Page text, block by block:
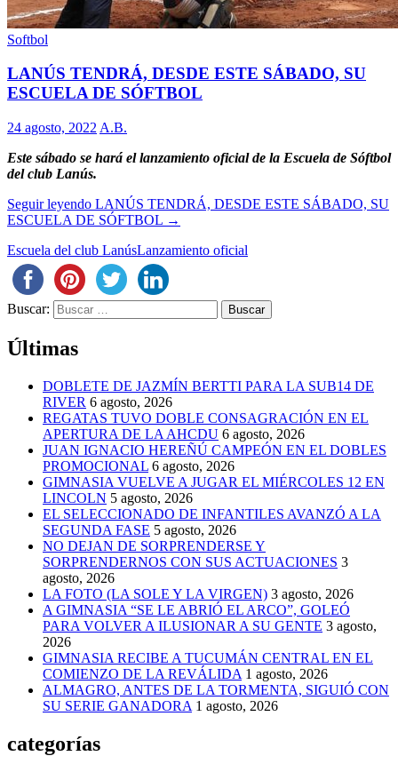
Softbol
LANÚS TENDRÁ, DESDE ESTE SÁBADO, SU
ESCUELA DE SÓFTBOL
24 agosto, 2022 A.B.
Este sábado se hará el lanzamiento oficial de la Escuela de Sóftbol
del club Lanús.
Seguir leyendo LANÚS TENDRÁ, DESDE ESTE SÁBADO, SU
ESCUELA DE SÓFTBOL →
Escuela del club LanúsLanzamiento oficial
Buscar:
Últimas
DOBLETE DE JAZMÍN BERTTI PARA LA SUB14 DE
RIVER 6 agosto, 2026
REGATAS TUVO DOBLE CONSAGRACIÓN EN EL
APERTURA DE LA AHCDU 6 agosto, 2026
JUAN IGNACIO HEREÑÚ CAMPEÓN EN EL DOBLES
PROMOCIONAL 6 agosto, 2026
GIMNASIA VUELVE A JUGAR EL MIÉRCOLES 12 EN
LINCOLN 5 agosto, 2026
EL SELECCIONADO DE INFANTILES AVANZÓ A LA
SEGUNDA FASE 5 agosto, 2026
NO DEJAN DE SORPRENDERSE Y
SORPRENDERNOS CON SUS ACTUACIONES 3
agosto, 2026
LA FOTO (LA SOLE Y LA VIRGEN) 3 agosto, 2026
A GIMNASIA “SE LE ABRIÓ EL ARCO”, GOLEÓ
PARA VOLVER A ILUSIONAR A SU GENTE 3 agosto,
2026
GIMNASIA RECIBE A TUCUMÁN CENTRAL EN EL
COMIENZO DE LA REVÁLIDA 1 agosto, 2026
ALMAGRO, ANTES DE LA TORMENTA, SIGUIÓ CON
SU SERIE GANADORA 1 agosto, 2026
categorías